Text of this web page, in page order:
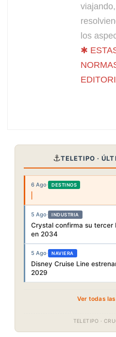
los
✱
⚓TELETIPO ·
6 Ago· DESTINOS
5 Ago· INDUSTRIA
Crystal confirma su tercer
en 2034
5 Ago· NAVIERA
Disney Cruise Line
2029
Ver todas
TELETIPO ·